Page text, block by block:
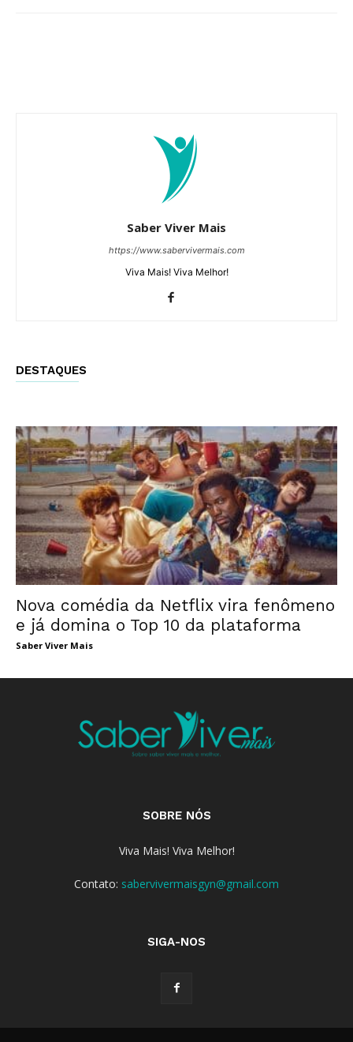
Saber Viver Mais
https://www.sabervivermais.com
Viva Mais! Viva Melhor!
DESTAQUES
Nova comédia da Netflix vira fenômeno
e já domina o Top 10 da plataforma
Saber Viver Mais
SOBRE NÓS
Viva Mais! Viva Melhor!
Contato: sabervivermaisgyn@gmail.com
SIGA-NOS